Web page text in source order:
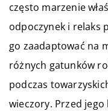
często marzenie
odpoczynek i relaks
go zaadaptować na
różnych gatunków
podczas
wieczory. Przed